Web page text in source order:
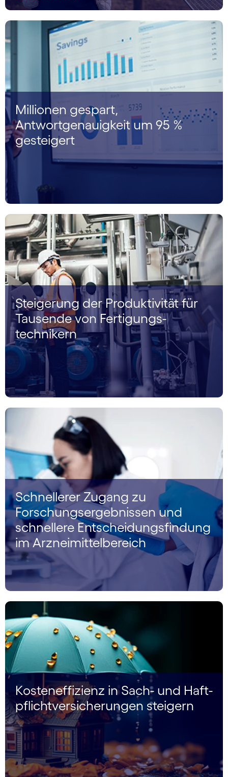
Millionen gespart,
Antwortgenauigkeit um 95 %
gesteigert
Steigerung der Produktivität für
Tausende von Fertigungs­
technikern
Schnellerer Zugang zu
Forschungs­ergebnissen und
schnellere Entscheidungs­findung
im Arznei­mittel­bereich
Kosteneffizienz in Sach- und Haft­
pflicht­versicherungen steigern